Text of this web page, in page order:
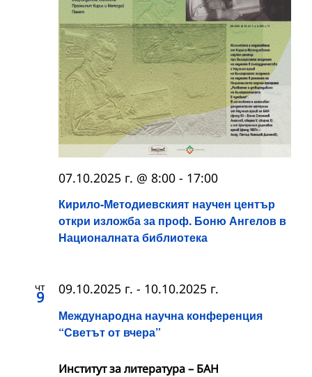
Кирило-Методиевският научен център
откри изложба за проф. Боню Ангелов в
Националната библиотека
07.10.2025 г. @ 8:00 - 17:00
чт
9
Международна научна конференция
“Светът от вчера”
09.10.2025 г. - 10.10.2025 г.
Институт за литература – БАН